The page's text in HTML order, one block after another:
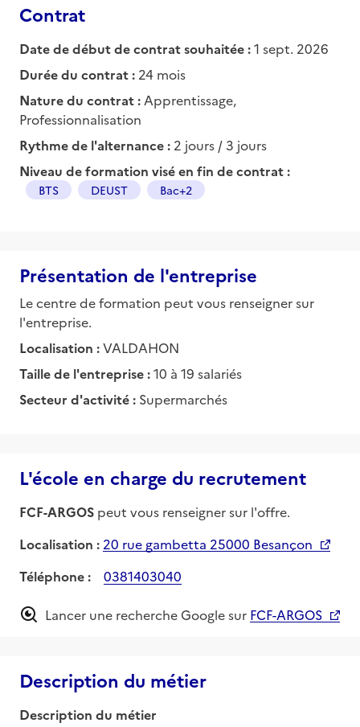
Contrat
Date de début de contrat souhaitée :1 sept. 2026
Durée du contrat : 24 mois
Nature du contrat : Apprentissage,
Professionnalisation
Rythme de l'alternance : 2 jours / 3 jours
Niveau de formation visé en fin de contrat :
BTS DEUST Bac+2
Présentation de l'entreprise
Le centre de formation peut vous renseigner sur
l'entreprise.
Localisation :VALDAHON
Taille de l'entreprise :10 à 19 salariés
Secteur d'activité : Supermarchés
L'école en charge du recrutement
FCF-ARGOS peut vous renseigner sur l'offre.
Localisation : 20 rue gambetta 25000 Besançon
Téléphone :
0381403040
Lancer une recherche Google sur FCF-ARGOS
Description du métier
Description du métier